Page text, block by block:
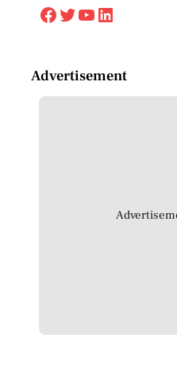
Facebook Twitter YouTube LinkedIn
Advertisement